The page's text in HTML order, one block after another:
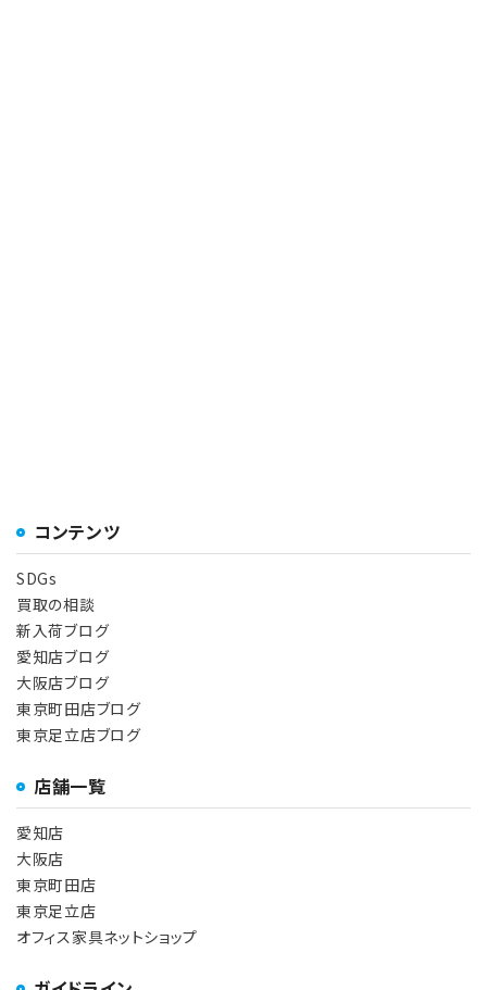
コンテンツ
SDGs
買取の相談
新入荷ブログ
愛知店ブログ
大阪店ブログ
東京町田店ブログ
東京足立店ブログ
店舗一覧
愛知店
大阪店
東京町田店
東京足立店
オフィス家具ネットショップ